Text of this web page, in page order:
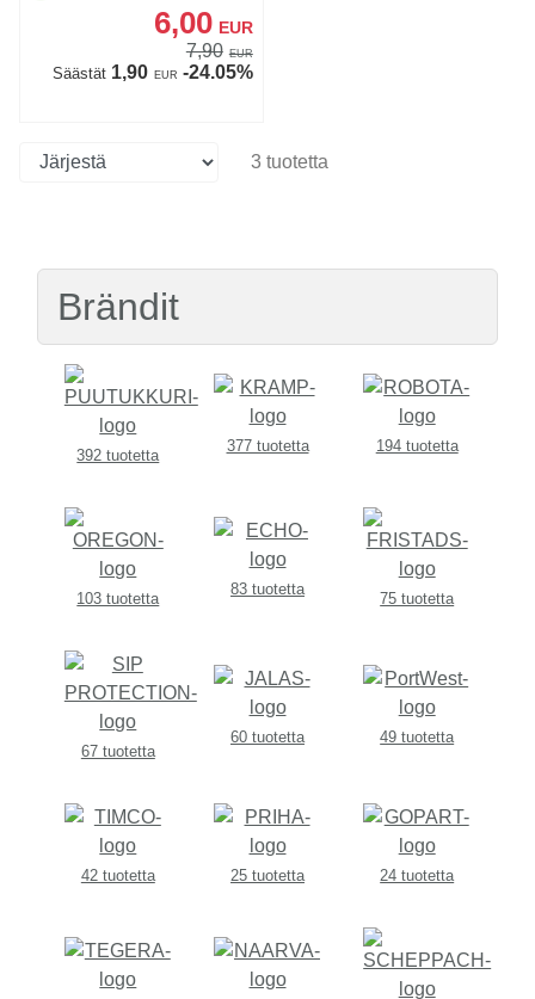
6,00 EUR
7,90 EUR
Säästät1,90 EUR -24.05%
3 tuotetta
Brändit
392 tuotetta
377 tuotetta 194 tuotetta
103 tuotetta
83 tuotetta
75 tuotetta
67 tuotetta
60 tuotetta 49 tuotetta
42 tuotetta 25 tuotetta 24 tuotetta